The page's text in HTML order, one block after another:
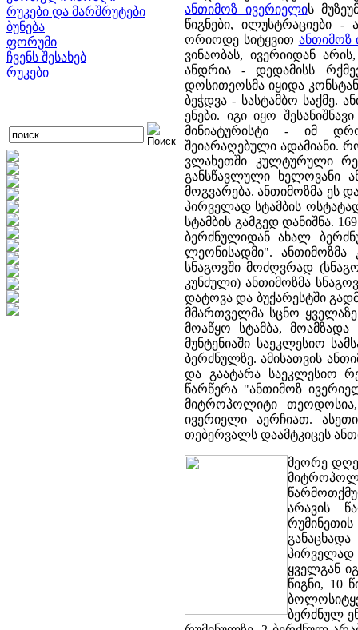
რუკები და მარშრუტები
ბუნება
ფორუმი
ჩვენს შესახებ
რუკები
ანთიმოზ ივერიელის
წიგნები, ილუსტრაციები -
ორიოდე სიტყვით ანთიმოზ
ვინაობას, ივერიიდან
ანდრია - დედამისს
დოსითეოსმა იყიდა
ბეჭდვა - სასტამბო საქმე.
ენები. იგი იყო
მინიატურისტი - იმ
შეიარაღებული ადამიანი.
ვლახეთში კულტურული
განსწავლული ხელოვანი
მოგვარება. ანთიმოზმა ეს
პირველად სტამბის
სტამბის გამგედ დანიშნა.
ბერძნულიდან ახალ
ლეონისადმი".
სნაგოვში მოძღვრად
კუნძული) ანთიმოზმა
დატოვა და ბუქარესტში
მმართველმა სცნო
მოაწყო სტამბა,
მუნტენიაში საეკლესიო
ბერძნულზე. ამისათვის
და გაატარა საეკლესიო
წარწერა "ანთიმოზ
მიტროპოლიტი
ივერიელი აერჩიათ.
თებერვალს დაამტკიცეს
მეორე
არავის
პირველად
ყველგან
წიგნი, 10
ბერძნულ